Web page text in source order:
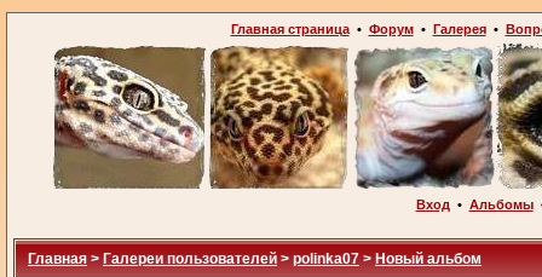
Главная страница• Форум• Галерея•
Вход • Альбомы
Главная > Галереи пользователей > polinka07 > Новый альбом